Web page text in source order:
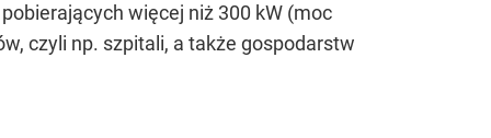
więcej niż 300 kW (moc
czyli np. szpitali, a także gospodarstw